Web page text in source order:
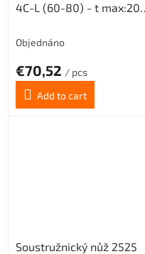
4C-L (60-80) - t max:20
Objednáno
€70,52 / pcs
Add to cart
Soustružnický nůž 2525